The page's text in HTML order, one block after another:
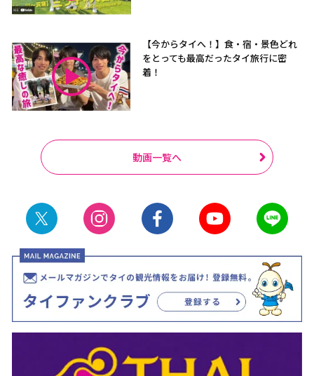
【今からタイへ！】食・宿・景色どれ
をとっても最高だったタイ旅行に密
着！
動画一覧へ